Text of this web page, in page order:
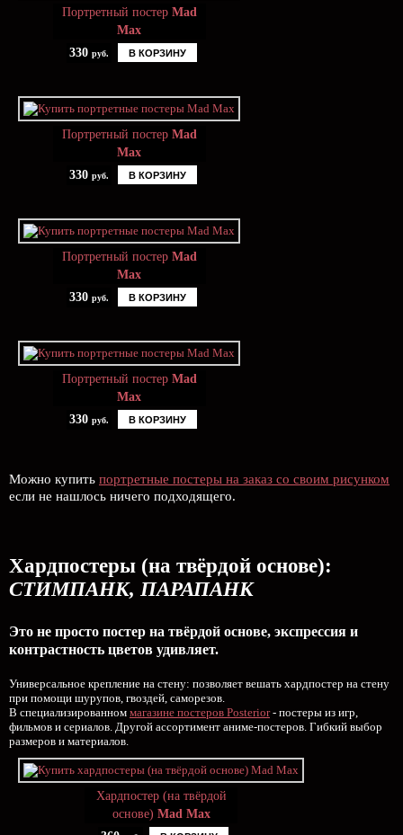
Портретный постер Mad
Max
330 руб. В КОРЗИНУ
Портретный постер Mad
Max
330 руб. В КОРЗИНУ
Портретный постер Mad
Max
330 руб. В КОРЗИНУ
Портретный постер Mad
Max
330 руб. В КОРЗИНУ
Можно купить портретные постеры на заказ со своим рисунком
если не нашлось ничего подходящего.
Хардпостеры (на твёрдой основе):
СТИМПАНК, ПАРАПАНК
Это не просто постер на твёрдой основе, экспрессия и
контрастность цветов удивляет.
Универсальное крепление на стену: позволяет вешать хардпостер на стену
при помощи шурупов, гвоздей, саморезов.
В специализированном магазине постеров Posterior- постеры из игр,
фильмов и сериалов. Другой ассортимент аниме-постеров. Гибкий выбор
размеров и материалов.
Хардпостер (на твёрдой
основе) Mad Max